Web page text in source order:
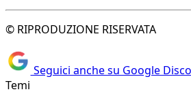
© RIPRODUZIONE RISERVATA
Seguici anche su Google
Temi